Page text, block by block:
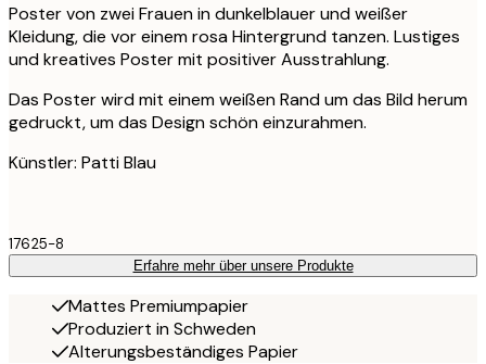
Poster von zwei Frauen in dunkelblauer und weißer
Kleidung, die vor einem rosa Hintergrund tanzen. Lustiges
und kreatives Poster mit positiver Ausstrahlung.
Das Poster wird mit einem weißen Rand um das Bild herum
gedruckt, um das Design schön einzurahmen.
Künstler: Patti Blau
17625-8
Erfahre mehr über unsere Produkte
Mattes Premiumpapier
Produziert in Schweden
Alterungsbeständiges Papier